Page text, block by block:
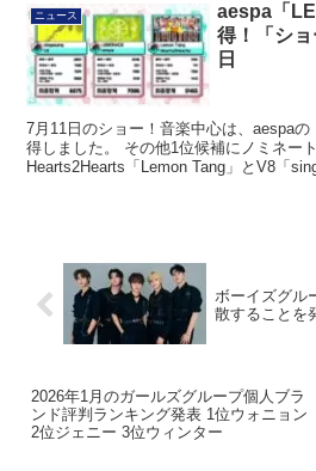
ニュース
aespa「
得！「シ
日
7月11日のショー！音楽中心は、aespa
得しました。 その他1位候補にノミネー
Hearts2Hearts「Lemon Tang」とV8「
ボーイズグル
散することを
2026年1月のガールズグループ個人ブラ
ンド評判ランキング発表 1位ウォニョン
2位ジェニー 3位ウィンター